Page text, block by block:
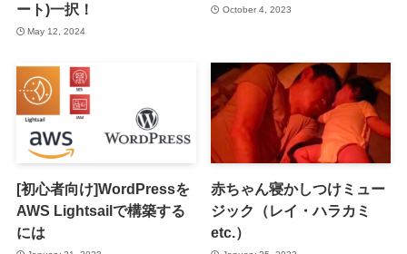
ート)一択！
May 12, 2024
October 4, 2023
[初心者向け]WordPressを
AWS Lightsailで構築する
には
赤ちゃん寝かしつけミュー
ジック（レイ・ハラカミ
etc.）